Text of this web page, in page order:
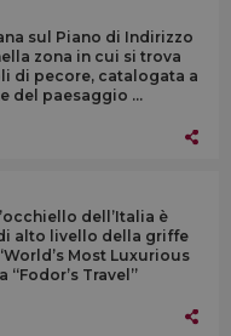
sul Piano di Indirizzo
zona in cui si trova
di pecore, catalogata a
del paesaggio ...
dell’Italia è
alto livello della griffe
Most Luxurious
Travel”